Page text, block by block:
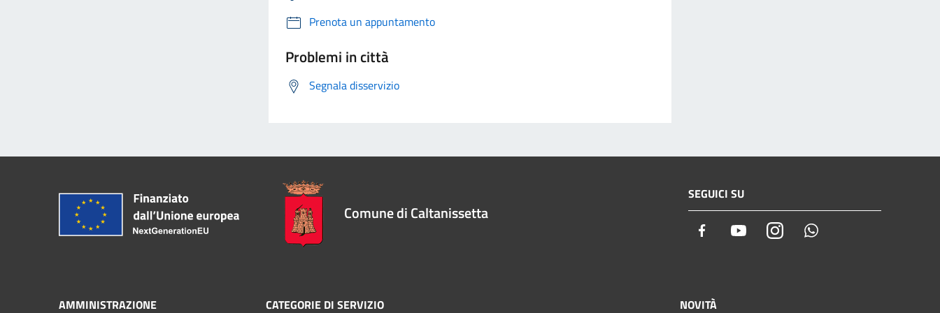
Prenota un appuntamento
Problemi in città
Segnala disservizio
Comune di Caltanissetta
SEGUICI SU
Facebook YoutubeInstagram
AMMINISTRAZIONE CATEGORIE DI SERVIZIO NOVITÀ